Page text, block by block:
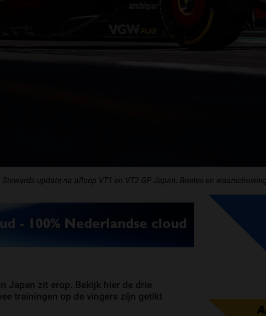
Stewards update na afloop VT1 en VT2 GP Japan: Boetes en
Japan zit erop. Bekijk hier de drie
trainingen op de vingers zijn getikt